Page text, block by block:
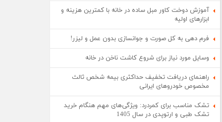
آموزش دوخت کاور مبل ساده در خانه با کمترین هزینه و
ابزارهای اولیه
فرم دهی به کل صورت و جوانسازی بدون عمل و لیزر!
وسایل مورد نیاز برای شروع کاشت ناخن در خانه
راهنمای دریافت تخفیف حداکثری بیمه شخص ثالث
مخصوص خودروهای ایرانی
تشک مناسب برای کمردرد: ویژگی‌های مهم هنگام خرید
تشک طبی و ارتوپدی در سال 1405